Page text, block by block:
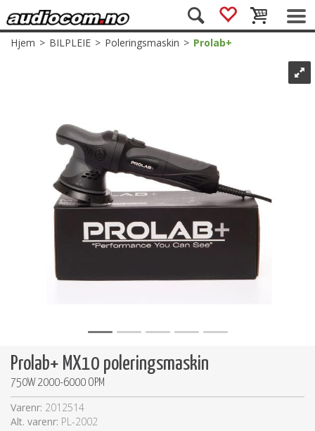
Hjem>BILPLEIE>Poleringsmaskin>Prolab+
Prolab+ MX10 poleringsmaskin
750W 2000-6000 OPM
Varenr: 2012514
Alt. varenr: PL-2002